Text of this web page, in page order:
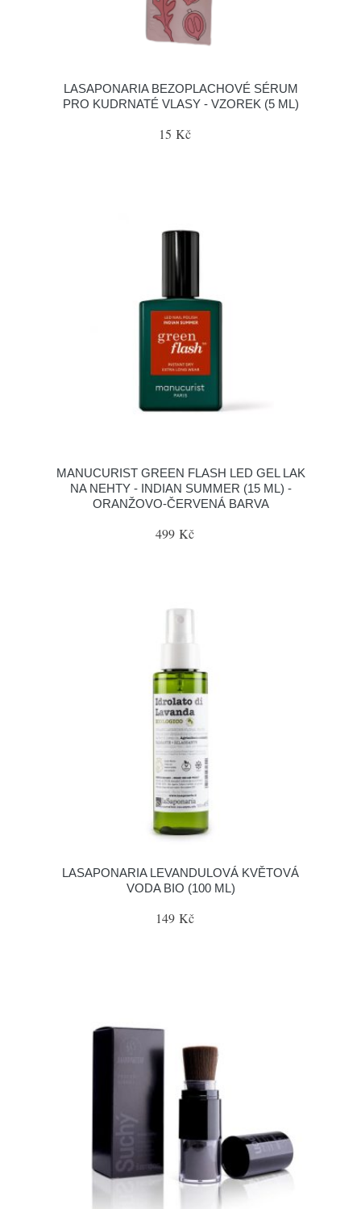
LASAPONARIA BEZOPLACHOVÉ SÉRUM
PRO KUDRNATÉ VLASY - VZOREK (5 ML)
15 Kč
MANUCURIST GREEN FLASH LED GEL LAK
NA NEHTY - INDIAN SUMMER (15 ML) -
ORANŽOVO-ČERVENÁ BARVA
499 Kč
LASAPONARIA LEVANDULOVÁ KVĚTOVÁ
VODA BIO (100 ML)
149 Kč